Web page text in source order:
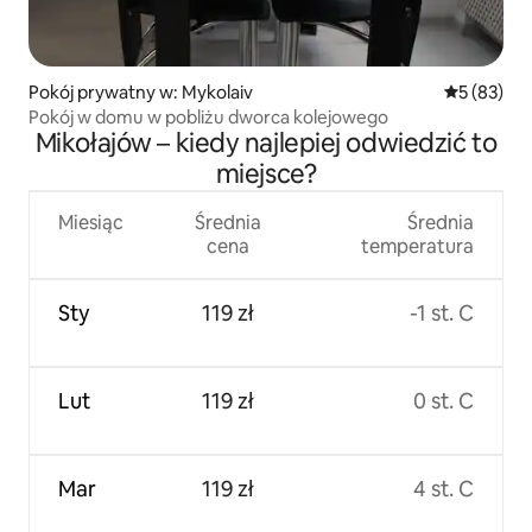
Pokój prywatny w: Mykolaiv Średnia
5 (83)
Pokój w domu w pobliżu dworca kolejowego
Mikołajów – kiedy najlepiej odwiedzić to
miejsce?
Miesiąc
Sty
Lut
Mar
Średnia
cena
119 zł
119 zł
119 zł
Średnia
temperatura
-1 st. C
0 st. C
4 st. C